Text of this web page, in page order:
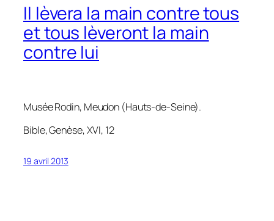
Il lèvera la main contre tous
et tous lèveront la main
contre lui
Musée Rodin, Meudon (Hauts-de-Seine).
Bible, Genèse, XVI, 12
19 avril 2013